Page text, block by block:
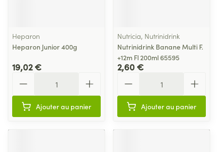
Heparon
Heparon Junior 400g
19,02 €
Ajouter au panier
Nutricia, Nutrinidrink
Nutrinidrink Banane Multi F.
+12m Fl 200ml 65595
2,60 €
Ajouter au panier